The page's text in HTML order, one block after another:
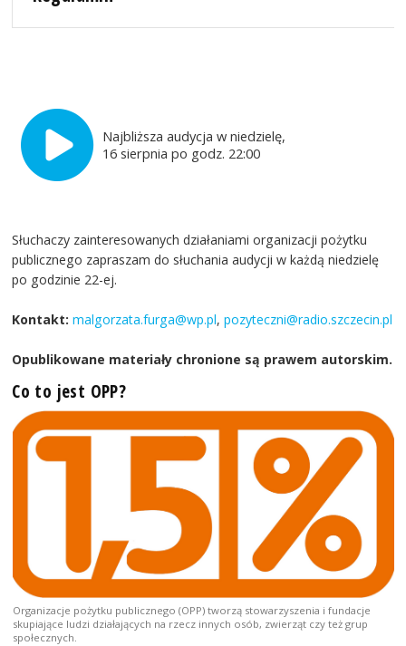
Najbliższa audycja w niedzielę,
16 sierpnia po godz. 22:00
Słuchaczy zainteresowanych działaniami organizacji pożytku
publicznego zapraszam do słuchania audycji w każdą niedzielę
po godzinie 22-ej.
Kontakt: malgorzata.furga@wp.pl,pozyteczni@radio.szczecin.pl
Opublikowane materiały chronione są prawem autorskim.
Co to jest OPP?
Organizacje pożytku publicznego (OPP) tworzą stowarzyszenia i fundacje
skupiające ludzi działających na rzecz innych osób, zwierząt czy też grup
społecznych.